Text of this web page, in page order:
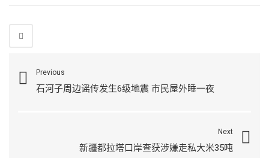
Previous
石河子周边谣传发生6级地震 市民屋外睡一夜
Next
新疆都拉塔口岸查获涉嫌走私大米35吨